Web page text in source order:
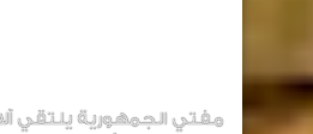
مفتي الجمهورية يلتقي